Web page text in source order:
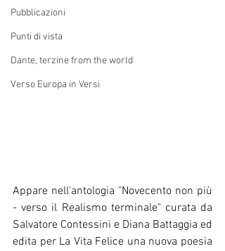
Pubblicazioni
Punti di vista
Dante, terzine from the world
Verso Europa in Versi
Appare nell'antologia "Novecento non più
- verso il Realismo terminale" curata da
Salvatore Contessini e Diana Battaggia ed
edita per La Vita Felice una nuova poesia